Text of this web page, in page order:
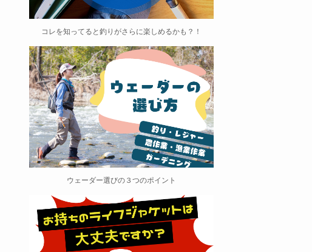
コレを知ってると釣りがさらに楽しめるかも？！
ウェーダー選びの３つのポイント